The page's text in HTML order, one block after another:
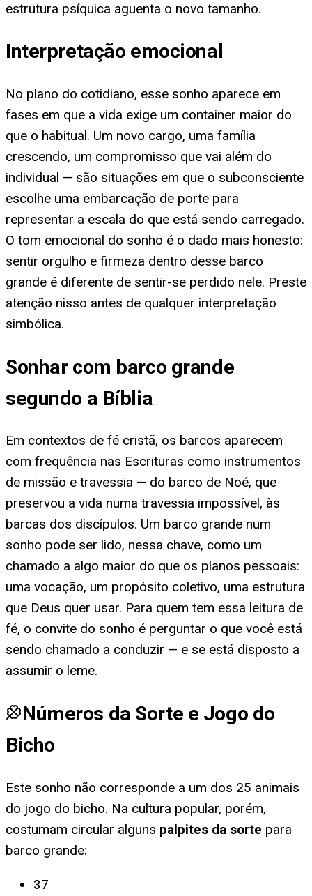
estrutura psíquica aguenta o novo tamanho.
Interpretação emocional
No plano do cotidiano, esse sonho aparece em
fases em que a vida exige um container maior do
que o habitual. Um novo cargo, uma família
crescendo, um compromisso que vai além do
individual — são situações em que o subconsciente
escolhe uma embarcação de porte para
representar a escala do que está sendo carregado.
O tom emocional do sonho é o dado mais honesto:
sentir orgulho e firmeza dentro desse barco
grande é diferente de sentir-se perdido nele. Preste
atenção nisso antes de qualquer interpretação
simbólica.
Sonhar com barco grande
segundo a Bíblia
Em contextos de fé cristã, os barcos aparecem
com frequência nas Escrituras como instrumentos
de missão e travessia — do barco de Noé, que
preservou a vida numa travessia impossível, às
barcas dos discípulos. Um barco grande num
sonho pode ser lido, nessa chave, como um
chamado a algo maior do que os planos pessoais:
uma vocação, um propósito coletivo, uma estrutura
que Deus quer usar. Para quem tem essa leitura de
fé, o convite do sonho é perguntar o que você está
sendo chamado a conduzir — e se está disposto a
assumir o leme.
Números da Sorte e Jogo do
Bicho
Este sonho não corresponde a um dos 25 animais
do jogo do bicho. Na cultura popular, porém,
costumam circular alguns palpites da sorte para
barco grande:
37